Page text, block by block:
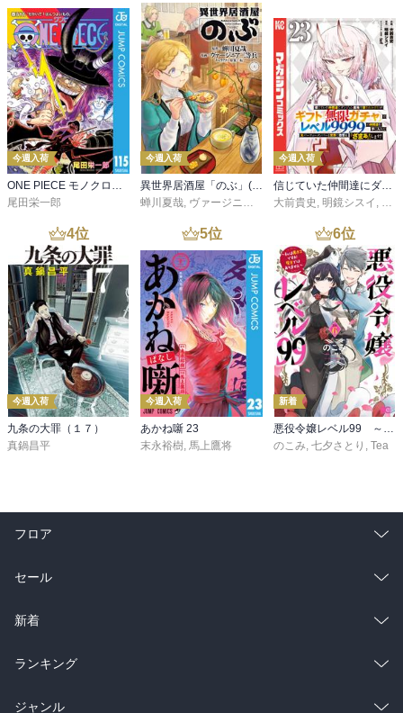
今週入荷
ONE PIECE モノクロ版 115
尾田栄一郎
今週入荷
異世界居酒屋「のぶ」(22)
蝉川夏哉, ヴァージニア二等兵 ,転
今週入荷
信じていた仲間達にダンジョン奥地で殺されかけたがギフト『無限ガチャ』でレベル９９９９の仲間達を手に入れて元パーティーメンバーと世界に復讐＆『ざまぁ！』します！（２３）
大前貴史 , 明鏡シスイ , ｔ
4位
今週入荷
九条の大罪（１７）
真鍋昌平
5位
今週入荷
あかね噺 23
末永裕樹 馬上鷹将
6位
新着
のこみ 七夕さとり Tea
フロア
総合
ラノベ
雑誌・グラビア
BL・TL
セール
総合
ラノベ
雑誌・グラビア
新着
総合
ラノベ
ランキング
総合
ジャンル